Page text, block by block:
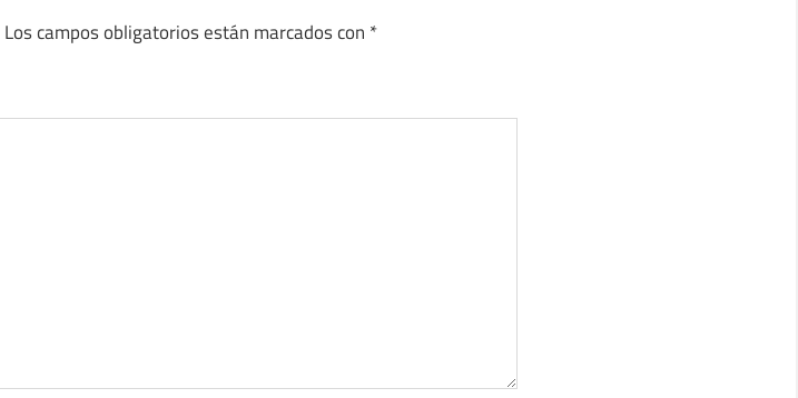
Los campos obligatorios están marcados con *